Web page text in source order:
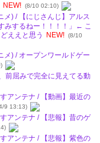
NEW! (8/10 02:10)
メ) / 【にじさんじ】アルス
みするねー！！！！」← こ
ええと思う
NEW! (8/10
メ) / オープンワールドゲー
前屈みで完全に見えてる動
アンテナ / 【動画】最近の
9 13:13)
アンテナ / 【悲報】昔のゲ
アンテナ / 【悲報】紫色の